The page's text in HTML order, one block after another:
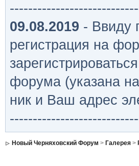
09.08.2019 - Ввиду
регистрация на
форума (указана
ник и Ваш адрес
Новый Черняховский Форум > Галерея>